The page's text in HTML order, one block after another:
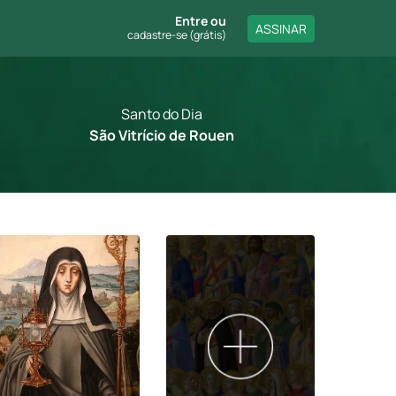
Entreou
cadastre-se (grátis) ASSINAR
Santo do Dia
São Vitrício de Rouen